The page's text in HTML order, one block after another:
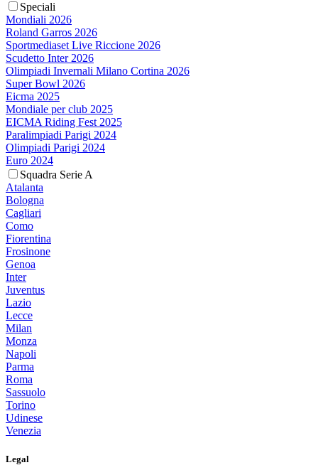
Speciali
Mondiali 2026
Roland Garros 2026
Sportmediaset Live Riccione 2026
Scudetto Inter 2026
Olimpiadi Invernali Milano Cortina 2026
Super Bowl 2026
Eicma 2025
Mondiale per club 2025
EICMA Riding Fest 2025
Paralimpiadi Parigi 2024
Olimpiadi Parigi 2024
Euro 2024
Squadra Serie A
Atalanta
Bologna
Cagliari
Como
Fiorentina
Frosinone
Genoa
Inter
Juventus
Lazio
Lecce
Milan
Monza
Napoli
Parma
Roma
Sassuolo
Torino
Udinese
Venezia
Legal